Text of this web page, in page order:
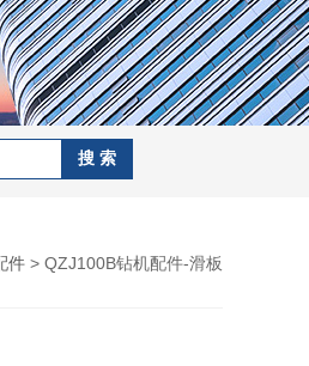
件 > QZJ100B钻机配件-滑板